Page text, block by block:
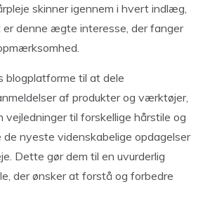
skinner igennem i hvert indlæg,
er denne ægte interesse, der fanger
blogplatforme til at dele
af produkter og værktøjer,
til forskellige hårstile og
de nyeste videnskabelige opdagelser
Dette gør dem til en uvurderlig
der ønsker at forstå og forbedre